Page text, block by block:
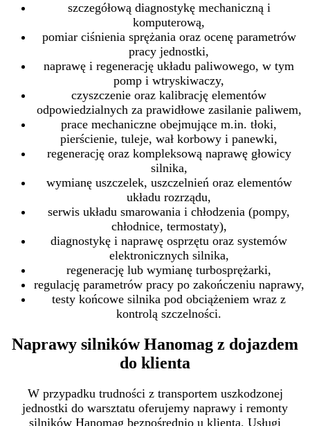
szczegółową diagnostykę mechaniczną i
komputerową,
pomiar ciśnienia sprężania oraz ocenę parametrów
pracy jednostki,
naprawę i regenerację układu paliwowego, w tym
pomp i wtryskiwaczy,
czyszczenie oraz kalibrację elementów
odpowiedzialnych za prawidłowe zasilanie paliwem,
prace mechaniczne obejmujące m.in. tłoki,
pierścienie, tuleje, wał korbowy i panewki,
regenerację oraz kompleksową naprawę głowicy
silnika,
wymianę uszczelek, uszczelnień oraz elementów
układu rozrządu,
serwis układu smarowania i chłodzenia (pompy,
chłodnice, termostaty),
diagnostykę i naprawę osprzętu oraz systemów
elektronicznych silnika,
regenerację lub wymianę turbosprężarki,
regulację parametrów pracy po zakończeniu naprawy,
testy końcowe silnika pod obciążeniem wraz z
kontrolą szczelności.
Naprawy silników Hanomag z dojazdem
do klienta
W przypadku trudności z transportem uszkodzonej
jednostki do warsztatu oferujemy naprawy i remonty
silników Hanomag bezpośrednio u klienta. Usługi